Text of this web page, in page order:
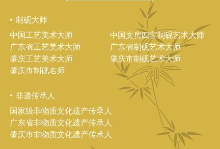
制砚大师
中国工艺美术大师
中国文房四宝制砚艺术大师
广东省工艺美术大师
广东省制砚艺术大师
肇庆工艺美术大师
肇庆市制砚艺术大师
肇庆市制砚名师
非遗传承人
国家级非物质文化遗产传承人
广东省非物质文化遗产传承人
肇庆市非物质文化遗产传承人